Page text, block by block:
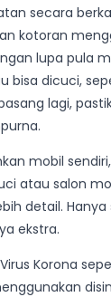
secara
kotoran
lupa pula
bisa dicuci,
lagi,
mobil
atau salon
detail.
ekstra.
Korona